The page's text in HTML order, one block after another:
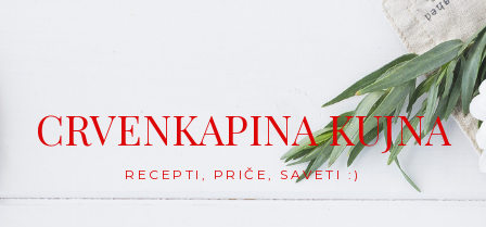
CRVENKAPINA KUJNA
RECEPTI, PRIČE, SAVETI :)